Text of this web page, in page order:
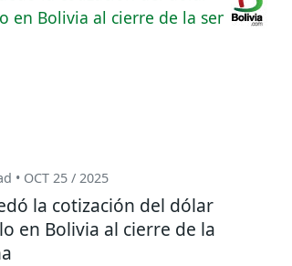
• OCT 25 / 2025
la cotización del dólar
en Bolivia al cierre de la